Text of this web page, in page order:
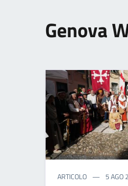
Genova
ARTICOLO 5 AGO